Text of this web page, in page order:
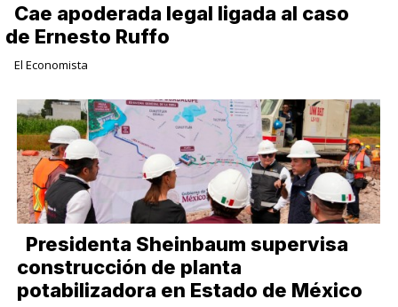
Cae apoderada legal ligada al caso
de Ernesto Ruffo
El Economista
Presidenta Sheinbaum supervisa
construcción de planta
potabilizadora en Estado de México